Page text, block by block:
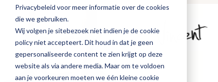
Privacybeleid voor meer informatie over de cookies
die we gebruiken.
Wij volgen je sitebezoek niet indien je de cookie
policy niet accepteert. Dit houd in dat je geen
gepersonaliseerde content te zien krijgt op deze
website als via andere media. Maar om te voldoen
aan je voorkeuren moeten we één kleine cookie